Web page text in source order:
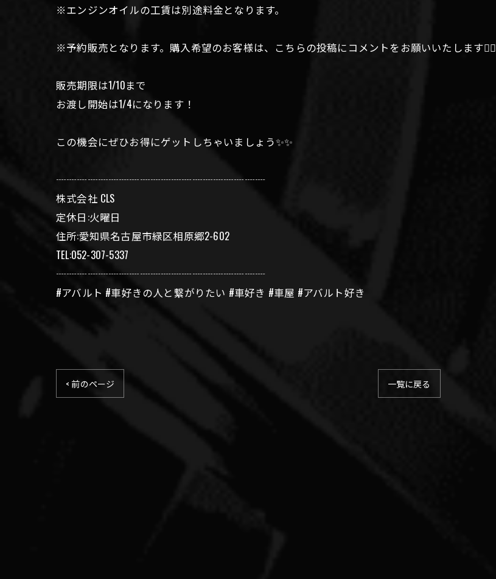
※エンジンオイルの工賃は別途料金となります。
※予約販売となります。購入希望のお客様は、こちらの投稿にコメントをお願いいたします🙇‍♀️
販売期限は1/10まで
お渡し開始は1/4になります！
この機会にぜひお得にゲットしちゃいましょう✨️✨️
┈┈┈┈┈┈┈┈┈┈┈┈┈┈┈┈┈┈┈┈
株式会社 CLS
定休日:火曜日
住所:愛知県名古屋市緑区相原郷2-602
TEL:052-307-5337
┈┈┈┈┈┈┈┈┈┈┈┈┈┈┈┈┈┈┈┈
#アバルト #車好きの人と繋がりたい #車好き #車屋 #アバルト好き
< 前のページ 一覧に戻る